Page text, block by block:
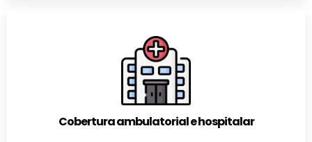
Cobertura ambulatorial e hospitalar